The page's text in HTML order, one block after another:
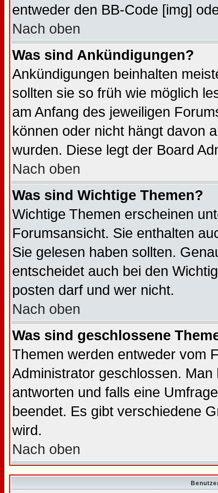
entweder den BB-Code [img]
Nach oben
Was sind Ankündigungen?
Ankündigungen beinhalten
sollten sie so früh wie möglich
am Anfang des jeweiligen
können oder nicht hängt davon
wurden. Diese legt der Board
Nach oben
Was sind Wichtige Themen?
Wichtige Themen erscheinen
Forumsansicht. Sie enthalten
Sie gelesen haben sollten.
entscheidet auch bei den
posten darf und wer nicht.
Nach oben
Was sind geschlossene
Themen werden entweder vom
Administrator geschlossen.
antworten und falls eine
beendet. Es gibt verschiedene
wird.
Nach oben